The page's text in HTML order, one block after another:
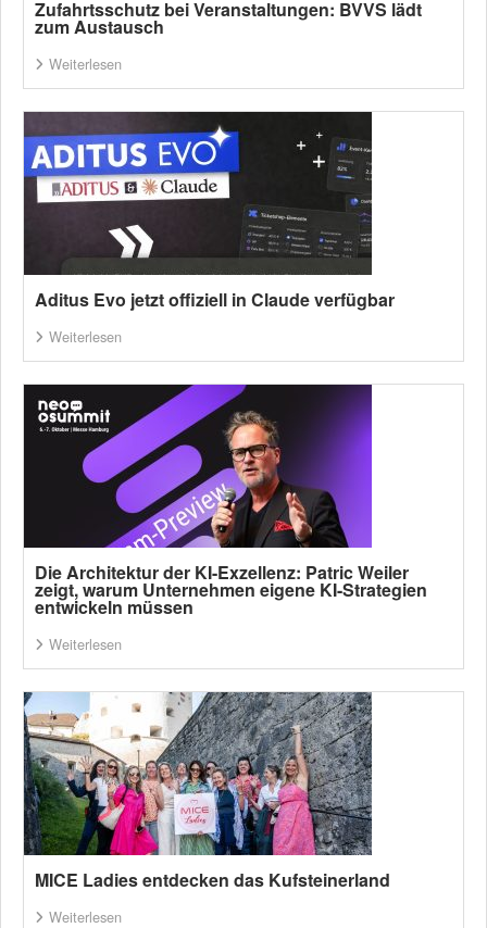
Zufahrtsschutz bei Veranstaltungen: BVVS lädt
zum Austausch
Weiterlesen
Aditus Evo jetzt offiziell in Claude verfügbar
Weiterlesen
Die Architektur der KI-Exzellenz: Patric Weiler
zeigt, warum Unternehmen eigene KI-Strategien
entwickeln müssen
Weiterlesen
MICE Ladies entdecken das Kufsteinerland
Weiterlesen